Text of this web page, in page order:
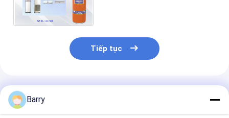
Tiếp tục
Sản Phẩm Khuyến Cáo
Barry